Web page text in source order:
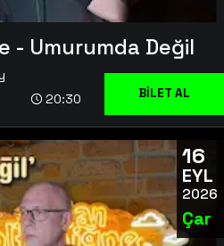
- Umurumda Değil
20:30 BİLET AL
16
EYL
2026
Çar